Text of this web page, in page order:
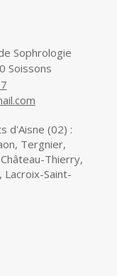
Sophrologie
Soissons
d'Aisne (02) :
Tergnier,
Thierry,
Lacroix-Saint-